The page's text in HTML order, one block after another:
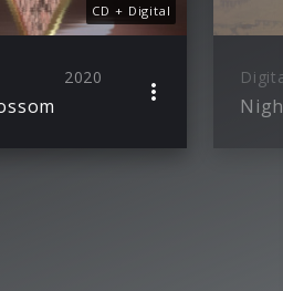
CD + Digital
2020